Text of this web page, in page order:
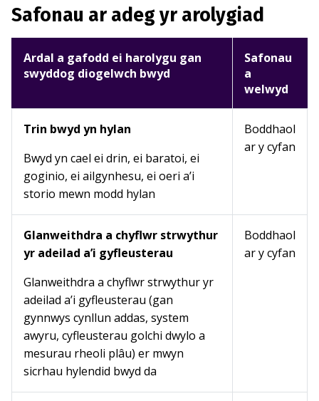
Safonau ar adeg yr arolygiad
Ardal a gafodd ei harolygu gan
swyddog diogelwch bwyd
Safonau
a
welwyd
Trin bwyd yn hylan
Bwyd yn cael ei drin, ei baratoi, ei
goginio, ei ailgynhesu, ei oeri a’i
storio mewn modd hylan
Boddhaol
ar y cyfan
Glanweithdra a chyflwr strwythur
yr adeilad a’i gyfleusterau
Glanweithdra a chyflwr strwythur yr
adeilad a’i gyfleusterau (gan
gynnwys cynllun addas, system
awyru, cyfleusterau golchi dwylo a
mesurau rheoli plâu) er mwyn
sicrhau hylendid bwyd da
Boddhaol
ar y cyfan